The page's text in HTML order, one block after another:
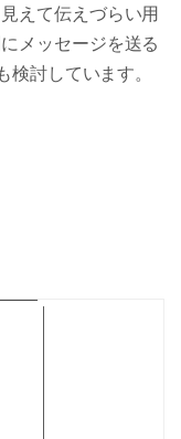
えて伝えづらい用
メッセージを送る
討しています。